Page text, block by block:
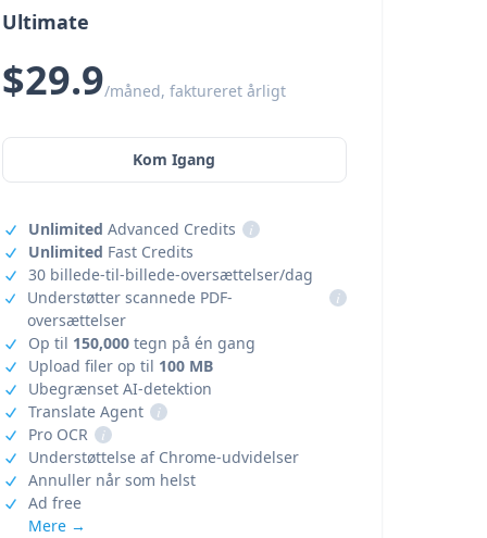
Ultimate
$29.9/måned, faktureret årligt
Kom Igang
Unlimited Advanced Credits
i
Unlimited Fast Credits
30 billede-til-billede-oversættelser/dag
Understøtter scannede PDF-
oversættelser
i
Op til 150,000tegn på én gang
Upload filer op til 100 MB
Ubegrænset AI-detektion
Translate Agent
i
Pro OCR
i
Understøttelse af Chrome-udvidelser
Annuller når som helst
Ad free
Mere →